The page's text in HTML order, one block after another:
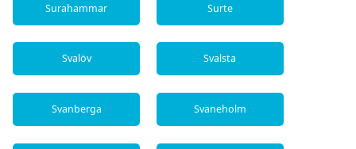
Surahammar Surte
Svalöv Svalsta
Svanberga Svaneholm